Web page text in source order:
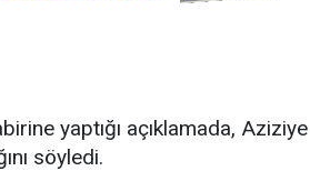
yaptığı açıklamada, Aziziye
söyledi.